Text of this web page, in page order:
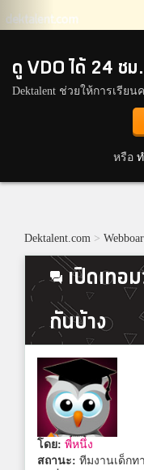
ดู VDO ได้ 24 ชม
Dektalent ช่วยให้การเรีย
หรือ
Dektalent.com >
เปิดเทอ
กันบ้าง
โดย: พี่หนึ่ง
สถานะ: ทีมงานเด็กท